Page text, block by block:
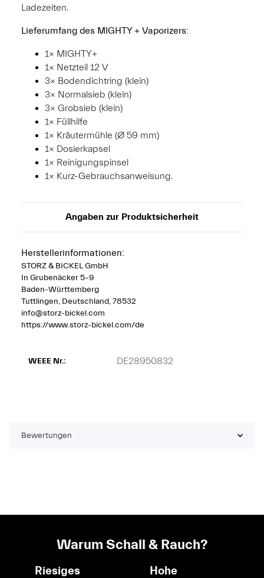
Ladezeiten.
Lieferumfang des MIGHTY + Vaporizers:
1× MIGHTY+
1× Netzteil 12 V
3× Bodendichtring (klein)
3× Normalsieb (klein)
3× Grobsieb (klein)
1× Füllhilfe
1× Kräutermühle (Ø 59 mm)
1× Dosierkapsel
1× Reinigungspinsel
1× Kurz-Gebrauchsanweisung.
Angaben zur Produktsicherheit
Herstellerinformationen:
STORZ & BICKEL GmbH
In Grubenäcker 5–9
Baden-Württemberg
Tuttlingen, Deutschland, 78532
info@storz-bickel.com
https://www.storz-bickel.com/de
WEEE Nr.: DE28950832
Bewertungen
Warum Schall & Rauch?
Riesiges
Hohe